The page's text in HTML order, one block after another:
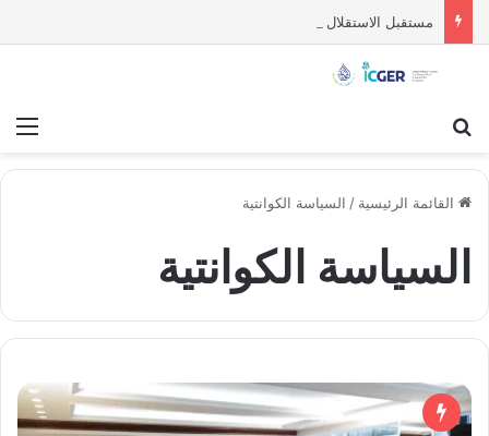
مستقبل الاستقلال السياسي للسويداء : قراءة تحليلية
القائمة الرئيسية / السياسة الكوانتية
السياسة الكوانتية